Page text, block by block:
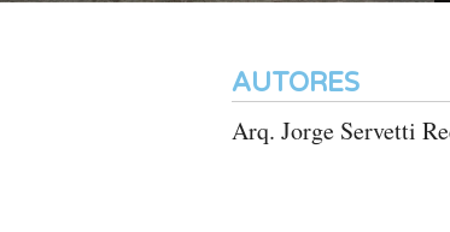
AUTORES
Arq. Jorge Servetti